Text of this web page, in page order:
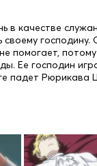
в качестве
помогает,
Ее господин
падет Рюрикава